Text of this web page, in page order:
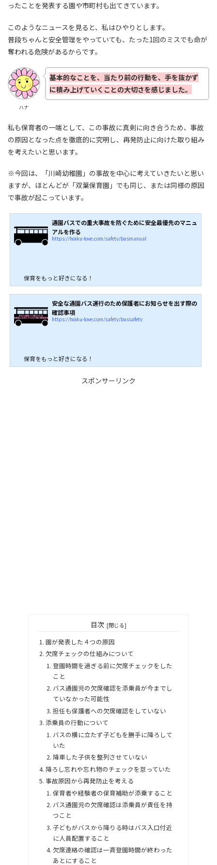
ったことを発表する園や市町村も出てきています。
このようなニュースを見ると、私はひやりとします。
普段ちゃんと安全管理をやっていても、たった1回のミスでも命が
奪われる危険があるからです。
ハナ
基本的なことを、当たり前の行動を、手を抜かず
に積み上げていくことの大切さを感じました。
私も保育者の一端として、この事故に真剣に向き合うため、事故
の原因となった点を徹底的に究明し、再発防止に向けた取り組み
を考えたいと思います。
※今回は、「川崎幼稚園」の事故を中心に考えていきたいと思い
ますが、ほとんどが「双葉保育園」でも同じ、または同様の原因
で事故が起こっています。
通園バスでの重大事故を防ぐために安全最優先のマニュ
アルを作る
https://hoiku-love.com/safety/busmanual
保育をもっと好きになる！
安全な通園バス運行のため保護者にお知らせを出す際の
確認事項
https://hoiku-love.com/safety/bussafety
保育をもっと好きになる！
スポンサーリンク
目次
園が発表した４つの原因
欠席チェックの仕組みについて
登園時間を過ぎる前に欠席チェックをした
こと
バス通園児の欠席確認を添乗員が今までし
ていなかった可能性
担任も保護者への欠席確認をしていない
添乗員の行動について
バスの横に立たず子どもを勝手に降ろして
いた
降車した子供を整列させていない
降ろし忘れや忘れ物のチェックを怠っていた
事故原因から再発防止を考える
保育者や経験者の保育補助が添乗すること
バス通園児の欠席確認は添乗員が責任を持
つこと
子どもがバスから降りる時はバス入口付近
に人員配置すること
欠席連絡の確認は一斉登園時間が終わった
あとにすること